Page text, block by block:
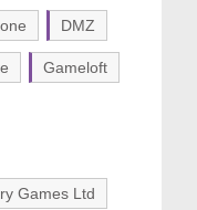
DMZ
Gameloft
Games Ltd